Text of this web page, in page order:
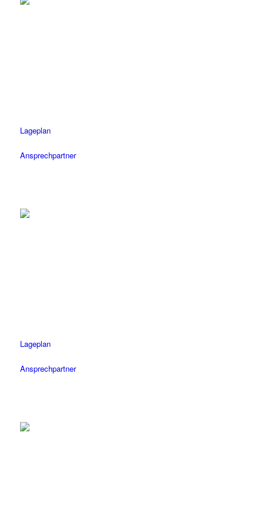
Lageplan
Ansprechpartner
Lageplan
Ansprechpartner